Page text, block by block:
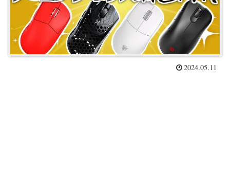
2024.05.11